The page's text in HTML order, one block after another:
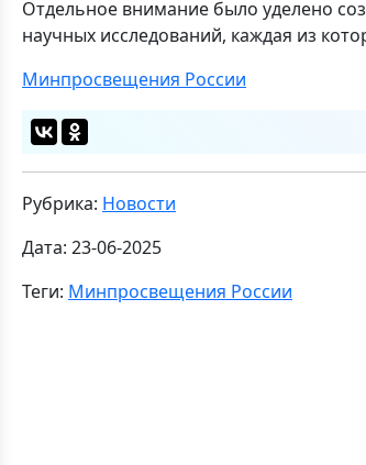
Отдельное внимание было уделено
научных исследований, каждая из
Минпросвещения России
Рубрика: Новости
Дата: 23-06-2025
Теги: Минпросвещения России